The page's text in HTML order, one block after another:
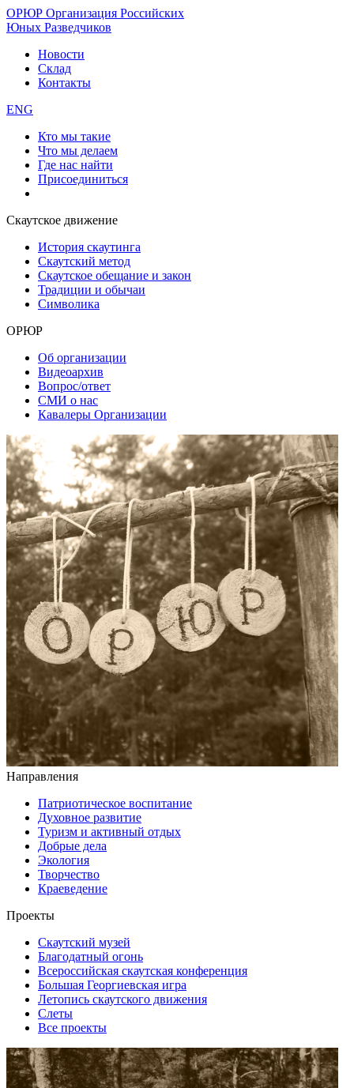
ОРЮР Организация Российских
Юных Разведчиков
Новости
Склад
Контакты
ENG
Кто мы такие
Что мы делаем
Где нас найти
Присоединиться
Скаутское движение
История скаутинга
Скаутский метод
Скаутское обещание и закон
Традиции и обычаи
Символика
ОРЮР
Об организации
Видеоархив
Вопрос/ответ
СМИ о нас
Кавалеры Организации
Направления
Патриотическое воспитание
Духовное развитие
Туризм и активный отдых
Добрые дела
Экология
Творчество
Краеведение
Проекты
Скаутский музей
Благодатный огонь
Всероссийская скаутская конференция
Большая Георгиевская игра
Летопись скаутского движения
Слеты
Все проекты